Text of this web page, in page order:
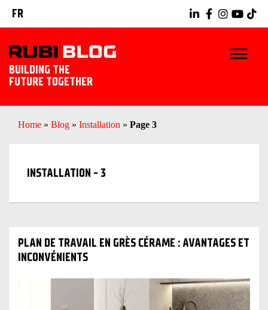
FR
BUILDING THE
FUTURE TOGETHER
BLOG
RUBI TOOLS
DÉCOUVREZ RUBI
Home » Blog » Installation » Page 3
INSTALLATION - 3
PLAN DE TRAVAIL EN GRÈS CÉRAME : AVANTAGES ET
INCONVÉNIENTS